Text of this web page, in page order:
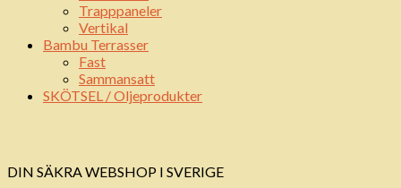
Trapppaneler
Vertikal
Bambu Terrasser
Fast
Sammansatt
SKÖTSEL / Oljeprodukter
DIN SÄKRA WEBSHOP I SVERIGE